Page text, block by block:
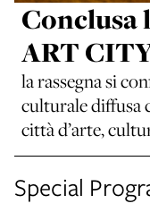
Conclusa
ART
la rassegna si
culturale diffusa
città d’arte,
Special